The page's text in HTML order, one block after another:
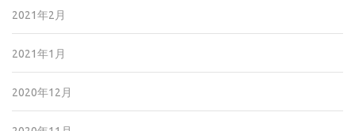
2021年2月
2021年1月
2020年12月